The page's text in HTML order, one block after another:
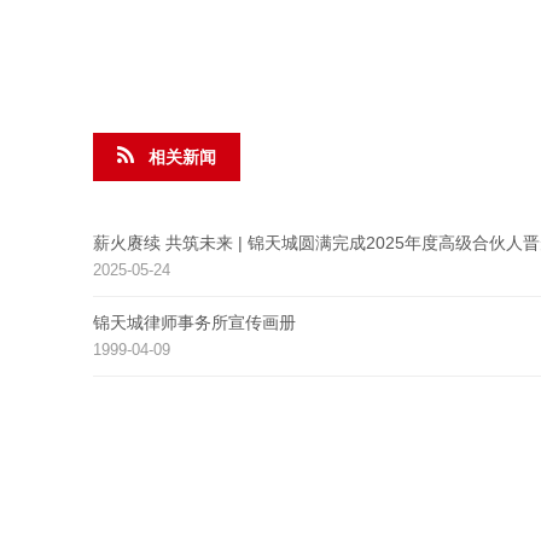
相关新闻
薪火赓续 共筑未来 | 锦天城圆满完成2025年度高级合伙人
2025-05-24
锦天城律师事务所宣传画册
1999-04-09